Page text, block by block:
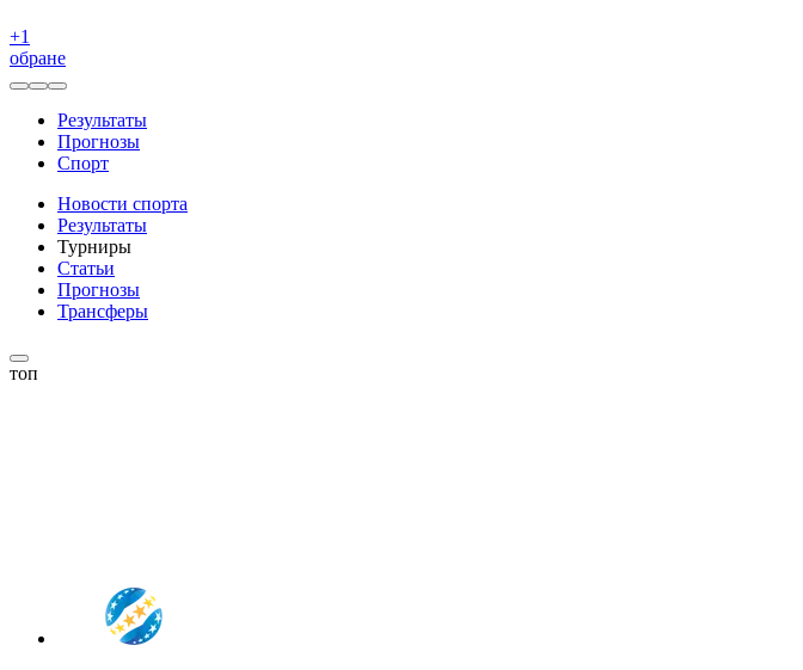
+1
обране
Результаты
Прогнозы
Спорт
Новости спорта
Результаты
Турниры
Статьи
Прогнозы
Трансферы
топ